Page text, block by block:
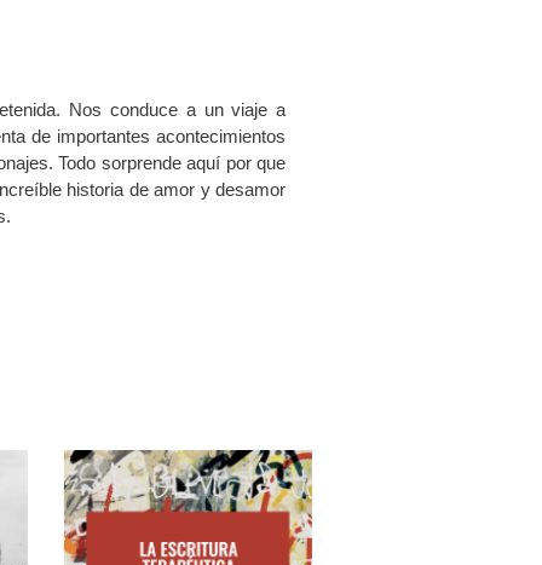
Nos conduce a un viaje a
de importantes acontecimientos
Todo sorprende aquí por que
historia de amor y desamor